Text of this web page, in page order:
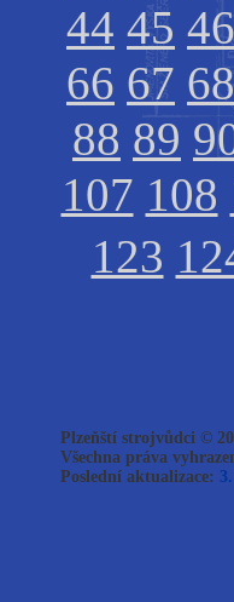
44 45 46
66 67 68
88 89
107 108
123
Plzeňští strojvůdci ©
Všechna práva
Poslední aktualizace: